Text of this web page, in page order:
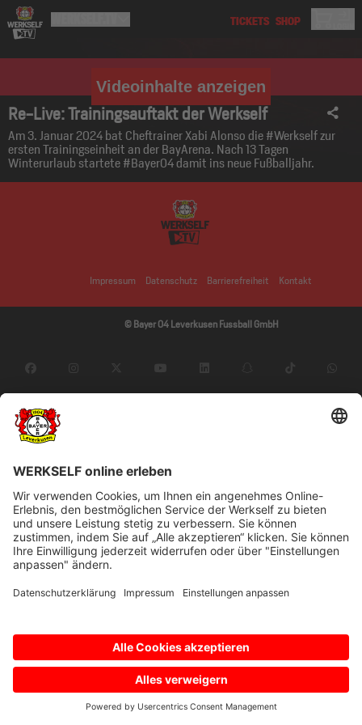
Videoinhalte anzeigen
Re-Live: Trainingsauftakt der Werkself
Am 3. Januar 2024 bat Cheftrainer Xabi Alonso die #Werkself zur
ersten Trainingseinheit an der BayArena. Nach 13 Tagen
Winterurlaub startete #Bayer04 damit ins neue Fußballjahr.
Impressum Datenschutz Barrierefreiheit Kontakt
© Bayer 04 Leverkusen Fussball GmbH